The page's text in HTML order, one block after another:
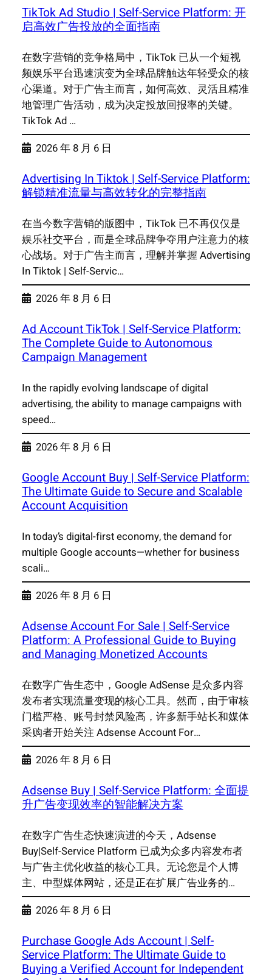
TikTok Ad Studio | Self-Service Platform: 开
启高效广告投放的全面指南
在数字营销的竞争格局中，TikTok 已从一个短视
频娱乐平台迅速演变为全球品牌触达年轻受众的核
心渠道。对于广告主而言，如何高效、灵活且精准
地管理广告活动，成为决定投放回报率的关键。
TikTok Ad …
2026 年 8 月 6 日
Advertising In Tiktok | Self-Service Platform:
解锁精准流量与高效转化的完整指南
在当今数字营销的版图中，TikTok 已不再仅仅是
娱乐社交平台，而是全球品牌争夺用户注意力的核
心战场。对于广告主而言，理解并掌握 Advertising
In Tiktok | Self-Servic…
2026 年 8 月 6 日
Ad Account TikTok | Self-Service Platform:
The Complete Guide to Autonomous
Campaign Management
In the rapidly evolving landscape of digital
advertising, the ability to manage campaigns with
speed…
2026 年 8 月 6 日
Google Account Buy | Self-Service Platform:
The Ultimate Guide to Secure and Scalable
Account Acquisition
In today’s digital-first economy, the demand for
multiple Google accounts—whether for business
scali…
2026 年 8 月 6 日
Adsense Account For Sale | Self-Service
Platform: A Professional Guide to Buying
and Managing Monetized Accounts
在数字广告生态中，Google AdSense 是众多内容
发布者实现流量变现的核心工具。然而，由于审核
门槛严格、账号封禁风险高，许多新手站长和媒体
采购者开始关注 Adsense Account For…
2026 年 8 月 6 日
Adsense Buy | Self-Service Platform: 全面提
升广告变现效率的智能解决方案
在数字广告生态快速演进的今天，Adsense
Buy|Self-Service Platform 已成为众多内容发布者
与广告主优化收益的核心工具。无论您是个人博
主、中型媒体网站，还是正在扩展广告业务的…
2026 年 8 月 6 日
Purchase Google Ads Account | Self-
Service Platform: The Ultimate Guide to
Buying a Verified Account for Independent